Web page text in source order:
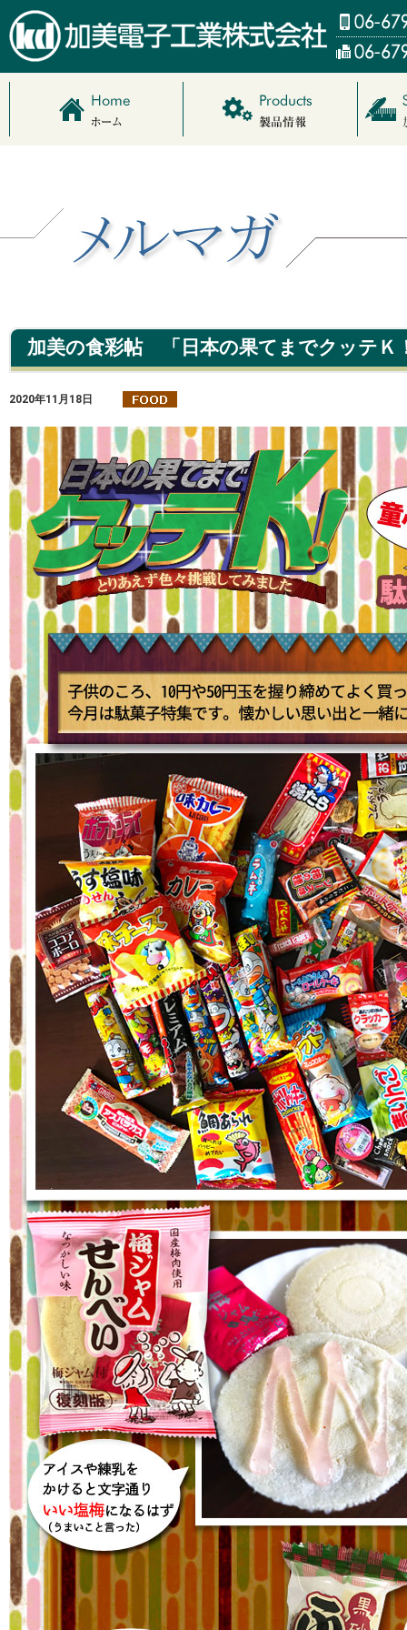
加美の食彩帖 「日本の果てまでクッテＫ
2020年11月18日